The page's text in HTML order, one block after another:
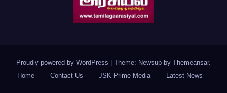
Proudly powered by WordPress Theme: Newsup by Themeansar.
Home
Contact Us JSK Prime Media Latest News